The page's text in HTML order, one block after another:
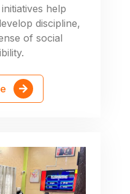
help
discipline,
of social